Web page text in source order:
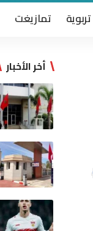
تربوية تمازيغت
أخر الأخبار